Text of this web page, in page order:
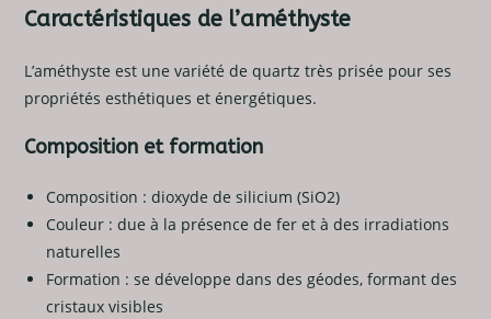
Caractéristiques de l’améthyste
L’améthyste est une variété de quartz très prisée pour ses
propriétés esthétiques et énergétiques.
Composition et formation
Composition : dioxyde de silicium (SiO2)
Couleur : due à la présence de fer et à des irradiations
naturelles
Formation : se développe dans des géodes, formant des
cristaux visibles